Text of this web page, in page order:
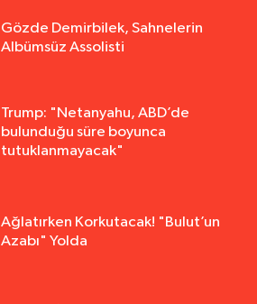
Gözde Demirbilek, Sahnelerin
Albümsüz Assolisti
Trump: "Netanyahu, ABD’de
bulunduğu süre boyunca
tutuklanmayacak"
Ağlatırken Korkutacak! "Bulut’un
Azabı" Yolda